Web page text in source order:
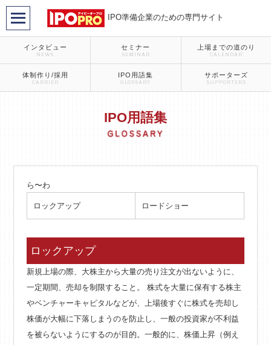
IPO準備企業のための専門サイト
インタビュー
NEWS
セミナー
SEMINAR
上場までの道のり
CALENDAR
体制作り/採用
CARRIER
IPO用語集
GLOSSARY
サポーターズ
SUPPORTERS
IPO用語集
ら〜わ
ロックアップ ロードショー
ロックアップ
新規上場の際、大株主から大量の売り注文が出ないように、
一定期間、売却を制限すること。 株式を大量に保有する株主
やベンチャーキャピタルなどが、上場後すぐに株式を売却し
株価が大幅に下落しまうのを防止し、一般の投資家が不利益
を被らないようにするのが目的。一般的に、株価上昇（例え